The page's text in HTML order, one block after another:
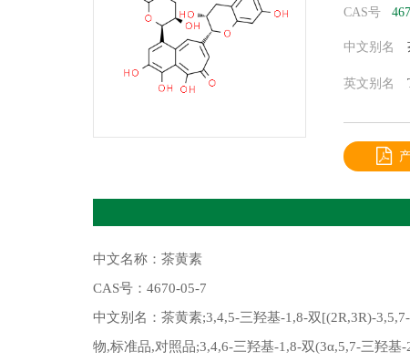
CAS号
中文别名
英文别名
(-)-
analytical
中文名称：茶黄素
CAS号：4670-05-7
中文别名：茶黄素;3,4,5-三羟基-1,8-双[(2R,3R)-
物,标准品,对照品;3,4,6-三羟基-1,8-双(3α,5,7-三羟